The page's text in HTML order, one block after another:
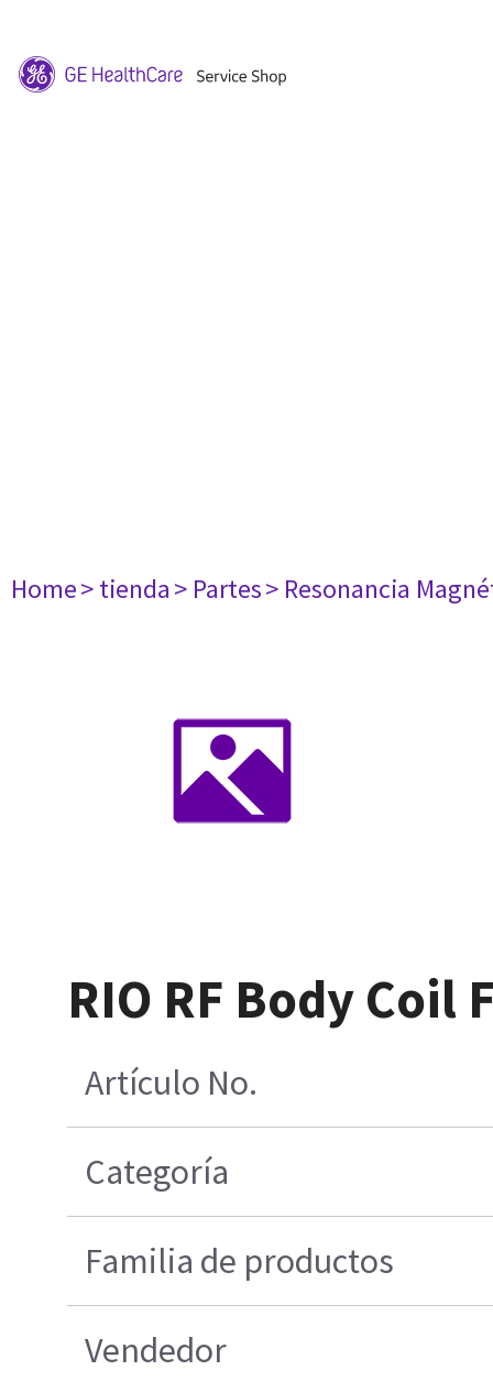
Home> tienda> Partes> Resonancia
RIO RF Body Coil
Artículo No.
Categoría
Familia de productos
Vendedor